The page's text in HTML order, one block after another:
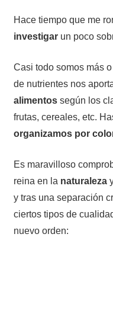
Hace tiempo que me
investigarun poco
Casi todo somos más
de nutrientes nos
alimentossegún los
frutas, cereales, etc.
organizamos por
Es maravilloso
reina en la naturaleza
y tras una separación
ciertos tipos de
nuevo orden: